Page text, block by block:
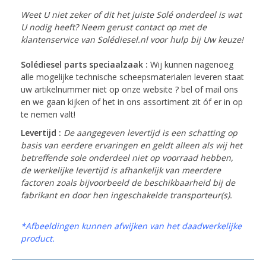
Weet U niet zeker of dit het juiste Solé onderdeel is wat
U nodig heeft? Neem gerust contact op met de
klantenservice van Solédiesel.nl voor hulp bij Uw keuze!
Solédiesel parts speciaalzaak : Wij kunnen nagenoeg
alle mogelijke technische scheepsmaterialen leveren staat
uw artikelnummer niet op onze website ? bel of mail ons
en we gaan kijken of het in ons assortiment zit óf er in op
te nemen valt!
Levertijd : De aangegeven levertijd is een schatting op
basis van eerdere ervaringen en geldt alleen als wij het
betreffende sole onderdeel niet op voorraad hebben,
de werkelijke levertijd is afhankelijk van meerdere
factoren zoals bijvoorbeeld de beschikbaarheid bij de
fabrikant en door hen ingeschakelde transporteur(s).
*Afbeeldingen kunnen afwijken van het daadwerkelijke
product.